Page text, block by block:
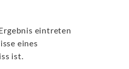
eintreten
eines
ist.